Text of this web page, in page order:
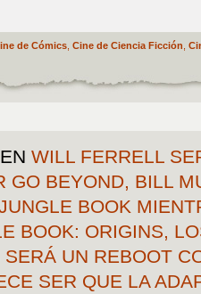
de Cómics, Cine de Ciencia Ficción
EN WILL FERRELL
GO BEYOND, BILL
BOOK
BOOK: ORIGINS,
UN REBOOT
SER QUE LA